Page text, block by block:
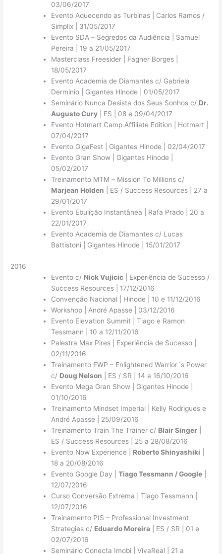
03/06/2017
Evento Aquecendo as Turbinas | Carlos Ramos /
Simplix | 31/05/2017
Evento SDA – Segredos da Audiência | Samuel
Pereira | 19 a 21/05/2017
Masterclass Freesider | Fagner Borges |
18/05/2017
Evento Academia de Diamantes c/ Gabriela
Derminio | Gigantes Hinode | 01/05/2017
Seminário Nunca Desista dos Seus Sonhos c/ Dr.
Augusto Cury | ES | 08 e 09/04/2017
Evento Hotmart Camp Affiliate Edition | Hotmart |
07/04/2017
Evento GigaFest | Gigantes Hinode | 02/04/2017
Evento Gran Show | Gigantes Hinode |
05/02/2017
Treinamento MTM – Mission To Millions c/
Marjean Holden | ES / Success Resources | 27 a
29/01/2017
Evento Ebulição Instantânea | Rafa Prado | 20 a
22/01/2017
Evento Academia de Diamantes c/ Lucas
Battistoni | Gigantes Hinode | 15/01/2017
2016
Evento c/ Nick Vujicic | Experiência de Sucesso /
Success Resources | 17/12/2016
Convenção Nacional | Hinode | 10 e 11/12/2016
Workshop | André Apasse | 03/12/2016
Evento Elevation Summit | Tiago e Ramon
Tessmann | 10 a 12/11/2016
Palestra Max Pires | Experiência de Sucesso |
02/11/2016
Treinamento EWP – Enlightened Warrior´s Power
c/ Doug Nelson | ES / SR | 14 a 16/10/2016
Evento Mega Gran Show | Gigantes Hinode |
01/10/2016
Treinamento Mindset Imperial | Kelly Rodrigues e
André Apasse | 25/09/2016
Treinamento Train The Trainer c/ Blair Singer
ES / Success Resources | 25 a 28/08/2016
Evento Now Experience | Roberto Shinyashiki
18 a 20/08/2016
Evento Google Day |Tiago Tessmann / Google
12/07/2016
Curso Conversão Extrema | Tiago Tessmann |
12/07/2016
Treinamento PIS – Professional Investment
Strategies c/ Eduardo Moreira | ES / SR | 01 e
02/07/2016
Seminário Conecta Imobi | VivaReal | 21 a